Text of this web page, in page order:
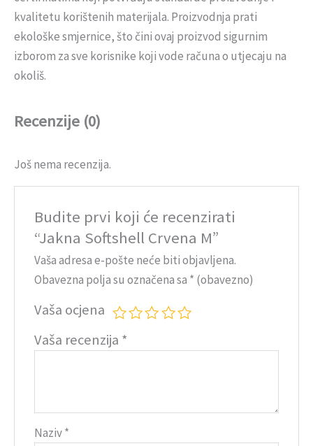
kvalitetu korištenih materijala. Proizvodnja prati
ekološke smjernice, što čini ovaj proizvod sigurnim
izborom za sve korisnike koji vode računa o utjecaju na
okoliš.
Recenzije (0)
Još nema recenzija.
Budite prvi koji će recenzirati
“Jakna Softshell Crvena M”
Vaša adresa e-pošte neće biti objavljena.
Obavezna polja su označena sa * (obavezno)
Vaša ocjena
Vaša recenzija *
Naziv*